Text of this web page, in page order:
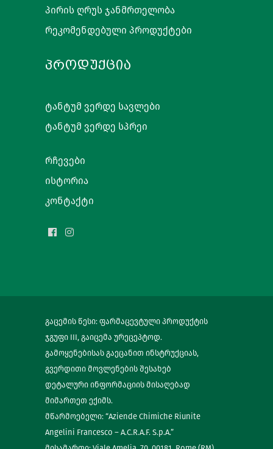
პირის ღრუს ჯანმრთელობა
რეკომენდებული პროდუქტები
ᲞᲠᲝᲓᲣᲥᲪᲘᲐ
ტანტუმ ვერდე სავლები
ტანტუმ ვერდე სპრეი
რჩევები
ისტორია
კონტაქტი
გაცემის წესი: ფარმაცევტული პროდუქტის
ჯგუფი III, გაიცემა ურეცეპტოდ.
გამოყენებისას გაეცანით ინსტრუქციას,
გვერდითი მოვლენების შესახებ
დეტალური ინფორმაციის მისაღებად
მიმართეთ ექიმს.
მწარმოებელი: “Aziende Chimiche Riunite
Angelini Francesco – A.C.R.A.F. S.p.A.”